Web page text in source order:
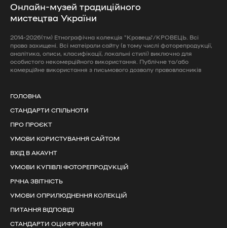
Онлайн-музей традиційного
мистецтва України
2014-2026(тм) Етнографічна колекція "Кровець"/КРОВЕЦЬ. Всі
права захищені. Всі матеірали сайту (в тому числі фоторепродукції,
аналітика, описи, класифікації, локальні стилі) виключно для
особистого некомерційного використання. Публічне та/або
комерційне використання з письмового дозволу правовласників
ГОЛОВНА
СТАНДАРТИ СПІЛЬНОТИ
ПРО ПРОЄКТ
УМОВИ КОРИСТУВАННЯ САЙТОМ
ВХІД В АКАУНТ
УМОВИ КУПІВЛІ ФОТОРЕПРОДУКЦІЙ
РІЧНА ЗВІТНІСТЬ
УМОВИ ОПРИЛЮДНЕННЯ КОЛЕКЦІЙ
ПИТАННЯ ВІДПОВІДІ
СТАНДАРТИ ОЦИФРУВАННЯ